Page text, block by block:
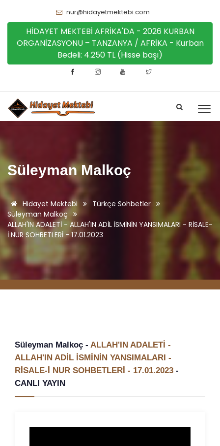
nur@hidayetmektebi.com
HİDAYET MEKTEBİ AFRİKA'DA - 2026 KURBAN
ORGANİZASYONU – TANZANYA / AFRİKA - Kurban
Bedeli: 4.250 TL (Hisse başı)
Süleyman Malkoç
Hidayet Mektebi
Türkçe Sohbetler
Süleyman Malkoç
ALLAH'IN ADALETİ - ALLAH'IN ADİL İSMİNİN YANSIMALARI - RİSALE-
İ NUR SOHBETLERİ - 17.01.2023
Süleyman Malkoç - ALLAH'IN ADALETİ -
ALLAH'IN ADİL İSMİNİN YANSIMALARI -
RİSALE-İ NUR SOHBETLERİ - 17.01.2023 -
CANLI YAYIN